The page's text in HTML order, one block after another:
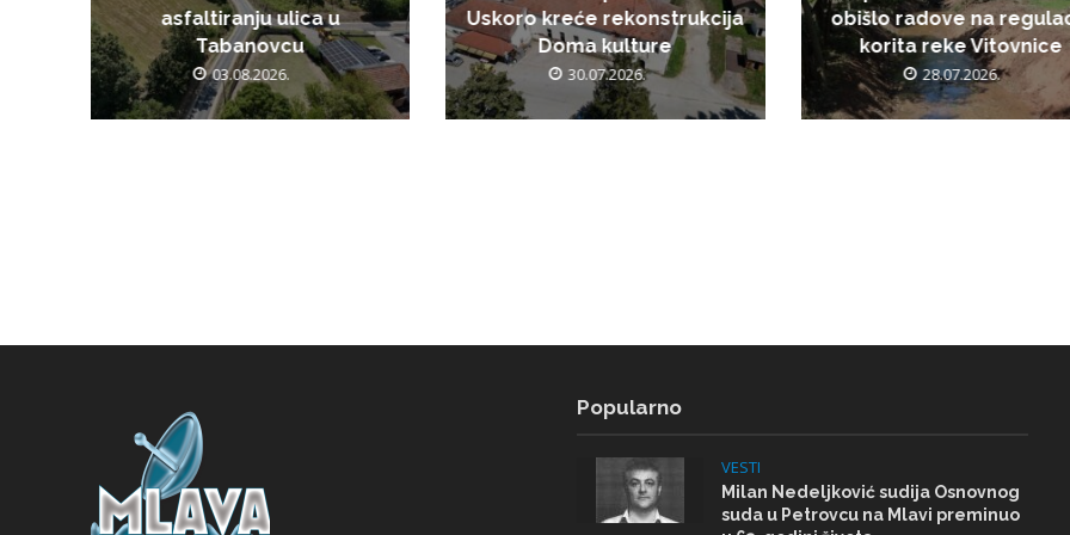
asfaltiranju ulica u
Tabanovcu
03.08.2026.
Uskoro kreće rekonstrukcija
Doma kulture
30.07.2026.
obišlo radove na
korita reke Vitovnice
28.07.2026.
Popularno
VESTI
Milan Nedeljković sudija Osnovnog
suda u Petrovcu na Mlavi preminuo